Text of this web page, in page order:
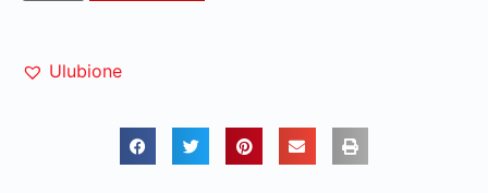
Ulubione